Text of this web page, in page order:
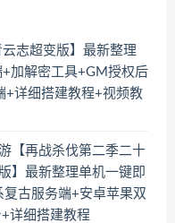
志超变版】最新整理
+加解密工具+GM授权后
+详细搭建教程+视频教
【再战杀伐第二季二十
】最新整理单机一键即
古服务端+安卓苹果双
详细搭建教程